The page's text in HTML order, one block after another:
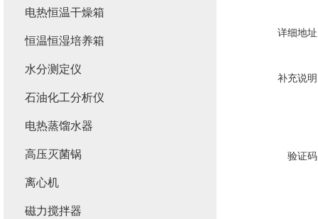
详细地
补充说
验证
电热恒温干燥箱
恒温恒湿培养箱
水分测定仪
石油化工分析仪
电热蒸馏水器
高压灭菌锅
离心机
磁力搅拌器